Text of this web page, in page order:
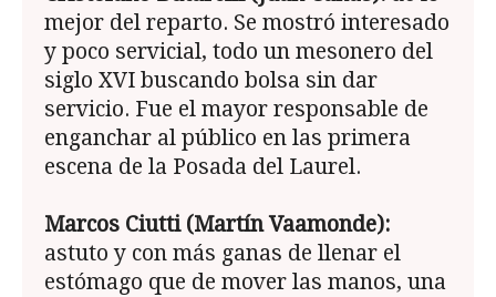
mejor del reparto. Se mostró interesado
y poco servicial, todo un mesonero del
siglo XVI buscando bolsa sin dar
servicio. Fue el mayor responsable de
enganchar al público en las primera
escena de la Posada del Laurel.
Marcos Ciutti (Martín Vaamonde):
astuto y con más ganas de llenar el
estómago que de mover las manos, una